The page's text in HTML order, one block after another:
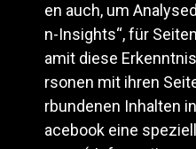
en auch, um
n-Insights“, für
amit diese
rsonen mit ihren
rbundenen Inhalten
acebook eine